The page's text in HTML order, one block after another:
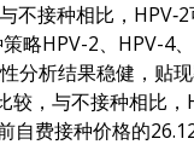
接种相比，HPV‑2
略HPV-2、HPV-4
分析结果稳健，贴
，与不接种相比，
费接种价格的